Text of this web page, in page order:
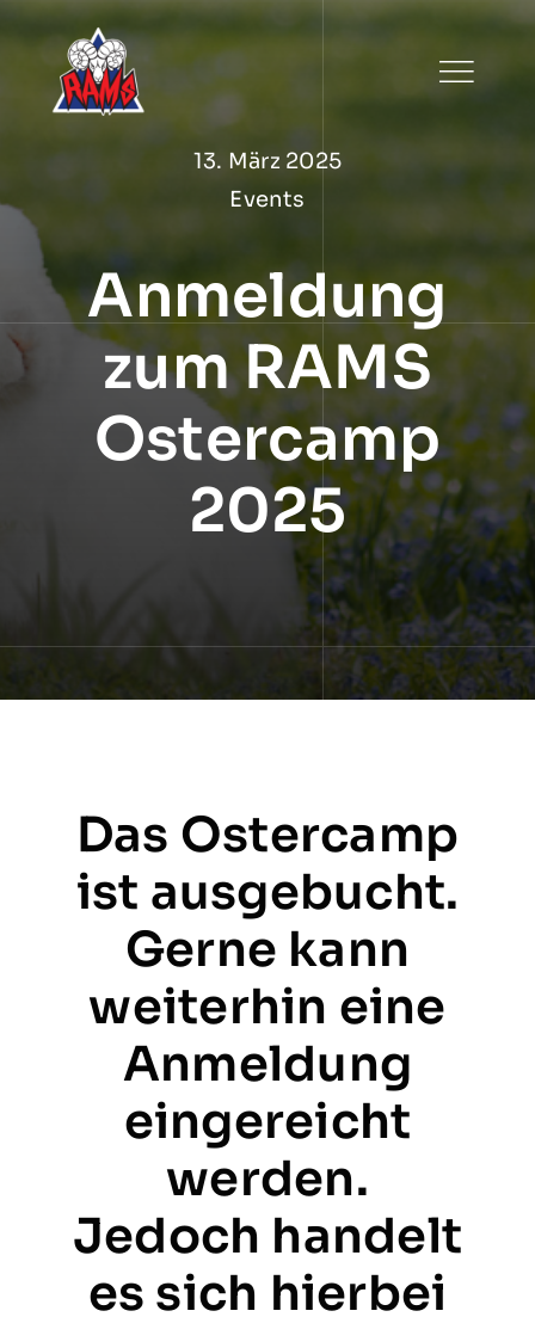
springen
13. März 2025
Events
Anmeldung
zum RAMS
Ostercamp
2025
Das Ostercamp
ist ausgebucht.
Gerne kann
weiterhin eine
Anmeldung
eingereicht
werden.
Jedoch handelt
es sich hierbei